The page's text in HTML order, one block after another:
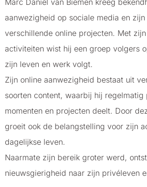
aanwezigheid op sociale media en
verschillende online projecten. Met
activiteiten wist hij een groep volgers
zijn leven en werk volgt.
Zijn online aanwezigheid bestaat uit
soorten content, waarbij hij regelmatig
momenten en projecten deelt. Door
groeit ook de belangstelling voor zijn
dagelijkse leven.
Naarmate zijn bereik groter werd,
nieuwsgierigheid naar zijn privéleven